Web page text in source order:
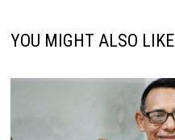
YOU MIGHT ALSO LIKE